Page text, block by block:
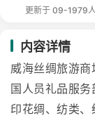
更新于 09-1979
内容详情
威海丝绸旅游
国人员礼品服务
印花绸、纺类、